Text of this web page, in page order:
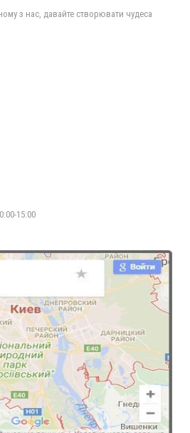
крою великого розміру
700.00грн.
з нас, давайте створювати чудеса
15:00